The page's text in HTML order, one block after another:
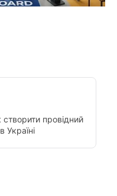
створити провідний
Україні